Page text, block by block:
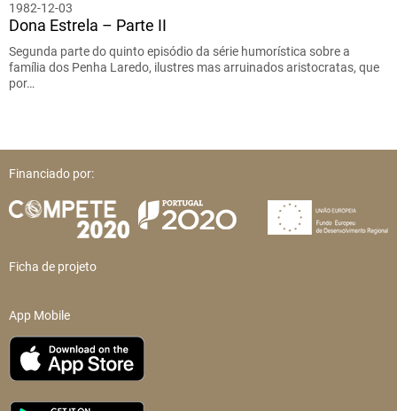
1982-12-03
Dona Estrela – Parte II
Segunda parte do quinto episódio da série humorística sobre a
família dos Penha Laredo, ilustres mas arruinados aristocratas, que
por…
Financiado por:
Ficha de projeto
App Mobile